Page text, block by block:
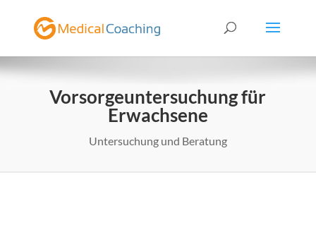
Vorsorgeuntersuchung für
Erwachsene
Untersuchung und Beratung